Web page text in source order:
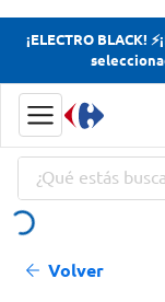
¡ELECTRO BLACK!
¿Qué estás buscando
Volver
Términos
Yerba
Términos
Cerveza
Doves
Papas Fritas